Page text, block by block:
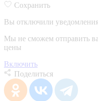
Сохранить
Вы отключили
Мы не сможем отправить
цены
Включить
Поделиться